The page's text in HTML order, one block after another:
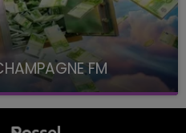
FM
FM, à 8H10